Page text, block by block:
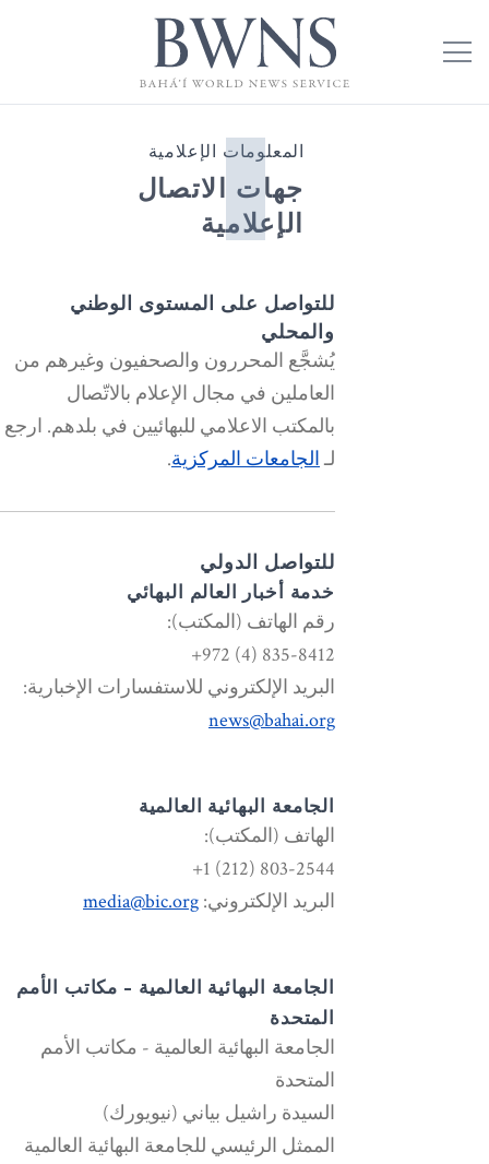
المعلومات الإعلامية
جهات الاتصال
الإعلامية
للتواصل على المستوى الوطني
والمحلي
يُشجَّع المحررون والصحفيون وغيرهم من
العاملين في مجال الإعلام بالاتّصال
بالمكتب الاعلامي للبهائيين في بلدهم. ارجع
لـالجامعات المركزية.
للتواصل الدولي
خدمة أخبار العالم البهائي
رقم الهاتف (المكتب):
835-8412 (4) 972+
البريد الإلكتروني للاستفسارات الإخبارية:
news@bahai.org
الجامعة البهائية العالمية
الهاتف (المكتب):
803-2544 (212) 1+
البريد الإلكتروني: media@bic.org
الجامعة البهائية العالمية - مكاتب الأمم
المتحدة
الجامعة البهائية العالمية - مكاتب الأمم
المتحدة
السيدة راشيل بياني (نيويورك)
الممثل الرئيسي للجامعة البهائية العالمية